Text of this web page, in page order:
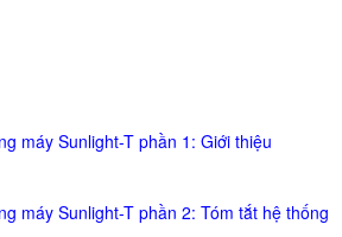
máy Sunlight-T phần 1: Giới thiệu
máy Sunlight-T phần 2: Tóm tắt hệ thống